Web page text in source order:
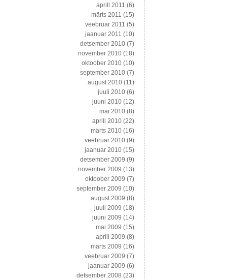
aprill 2011 (6)
märts 2011 (15)
veebruar 2011 (5)
jaanuar 2011 (10)
detsember 2010 (7)
november 2010 (18)
oktoober 2010 (10)
september 2010 (7)
august 2010 (11)
juuli 2010 (6)
juuni 2010 (12)
mai 2010 (8)
aprill 2010 (22)
märts 2010 (16)
veebruar 2010 (9)
jaanuar 2010 (15)
detsember 2009 (9)
november 2009 (13)
oktoober 2009 (7)
september 2009 (10)
august 2009 (8)
juuli 2009 (18)
juuni 2009 (14)
mai 2009 (15)
aprill 2009 (8)
märts 2009 (16)
veebruar 2009 (7)
jaanuar 2009 (6)
detsember 2008 (23)